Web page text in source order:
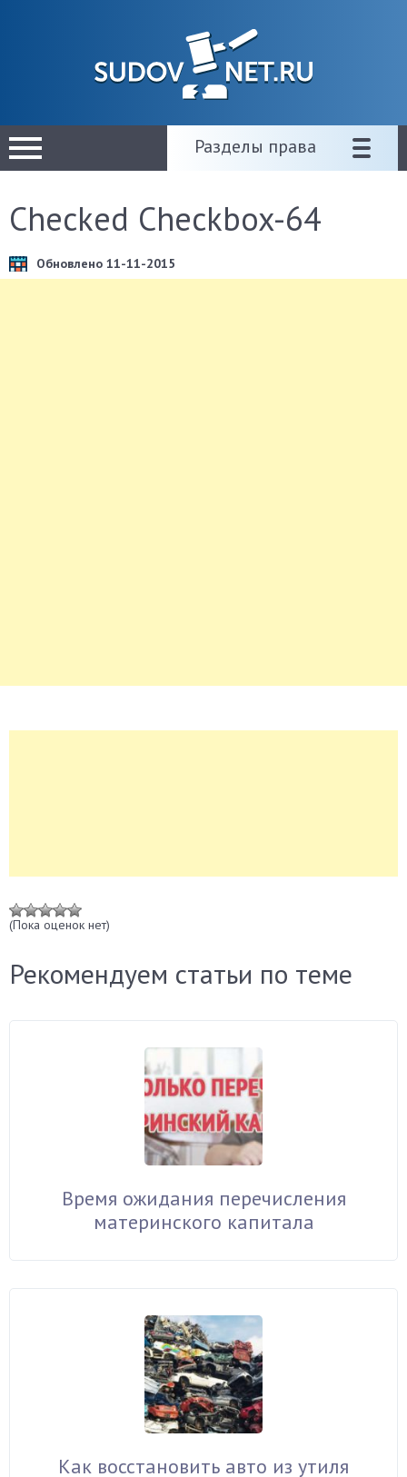
Разделы права
Checked Checkbox-64
Обновлено 11-11-2015
(Пока оценок нет)
Рекомендуем статьи по теме
Время ожидания перечисления
материнского капитала
Как восстановить авто из утиля